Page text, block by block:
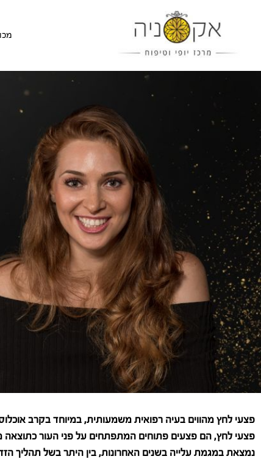
פצעי לחץ מהווים בעיה רפואית משמעותית, במיוחד בקרב
פצעי לחץ, הם פצעים פתוחים המתפתחים על פני העור כתוצאה
נמצאת במגמת עלייה בשנים האחרונות, בין היתר בשל תהליך